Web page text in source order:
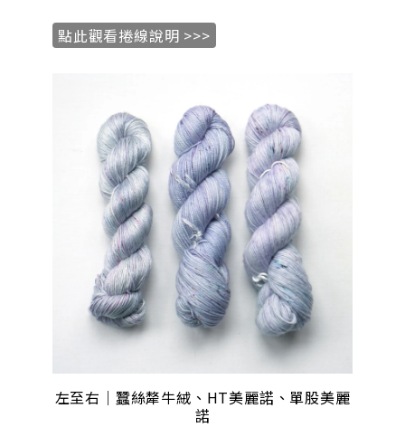
點此觀看捲線說明 >>>
左至右｜蠶絲犛牛絨、HT美麗諾、單股美麗
諾